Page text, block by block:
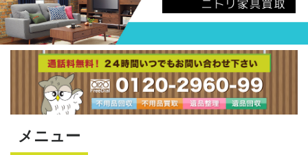
メニュー